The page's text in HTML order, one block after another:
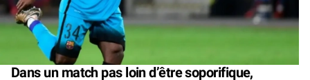
Dans un match pas loin d’être soporifique,